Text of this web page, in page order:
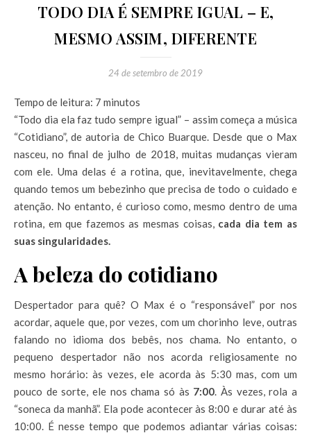
TODO DIA É SEMPRE IGUAL – E,
MESMO ASSIM, DIFERENTE
24 de setembro de 2019
Tempo de leitura: 7 minutos
“Todo dia ela faz tudo sempre igual” – assim começa a música
“Cotidiano”, de autoria de Chico Buarque. Desde que o Max
nasceu, no final de julho de 2018, muitas mudanças vieram
com ele. Uma delas é a rotina, que, inevitavelmente, chega
quando temos um bebezinho que precisa de todo o cuidado e
atenção. No entanto, é curioso como, mesmo dentro de uma
rotina, em que fazemos as mesmas coisas, cada dia tem as
suas singularidades.
A beleza do cotidiano
Despertador para quê? O Max é o “responsável” por nos
acordar, aquele que, por vezes, com um chorinho leve, outras
falando no idioma dos bebês, nos chama. No entanto, o
pequeno despertador não nos acorda religiosamente no
mesmo horário: às vezes, ele acorda às 5:30 mas, com um
pouco de sorte, ele nos chama só às 7:00. Às vezes, rola a
“soneca da manhã”. Ela pode acontecer às 8:00 e durar até às
10:00. É nesse tempo que podemos adiantar várias coisas: